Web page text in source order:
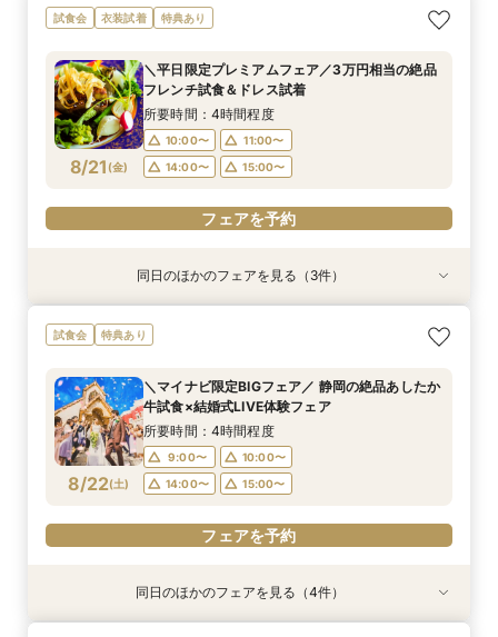
8/20(木)
≪短時間でもしっかり相談≫気軽に見学！90分
のクイックフェア♦初めての見学にもおすすめ♦
9:00〜
10:00〜
14:00〜
15:00〜
フェアを予約
8/20(木)
【フォトW◆少人数W◆三嶋大社婚ご希望の方
へ】ドレス試着×絶品試食フェア
10:00〜
フェアを予約
試食会 衣装試着 特典あり
8/21 (金)
＼平日限定プレミアムフェア／3万円相当の絶品
フレンチ試食＆ドレス試着
所要時間：4時間程度
10:00〜
11:00〜
14:00〜
15:00〜
フェアを予約
8/21(金)
≪短時間でもしっかり相談≫気軽に見学！90分
のクイックフェア♦初めての見学にもおすすめ♦
9:00〜
10:00〜
14:00〜
15:00〜
フェアを予約
8/21(金)
【フォトW◆少人数W◆三嶋大社婚ご希望の方
へ】ドレス試着×絶品試食フェア
10:00〜
フェアを予約
特典あり
8/21(金)
【仕事帰りでもOK】＼金曜限定BIGフェア／あ
したか牛ディナー試食×マッピング見学
10:00〜
14:00〜
17:00〜
フェアを予約
同日のほかのフェアを見る（3件）
試食会 特典あり
8/22(土)
＼マイナビ限定BIGフェア／ 静岡の絶品あしたか
牛試食×結婚式LIVE体験フェア
所要時間：4時間程度
9:00〜
10:00〜
14:00〜
15:00〜
フェアを予約
特典あり
特典あり同日のほかのフェアを見る（4件）